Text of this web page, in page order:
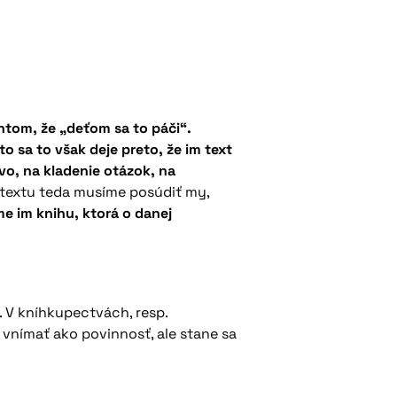
že „deťom sa to páči“.
sa to však deje preto, že im text
na kladenie otázok, na
teda musíme posúdiť my,
im knihu, ktorá o danej
kníhkupectvách, resp.
ako povinnosť, ale stane sa